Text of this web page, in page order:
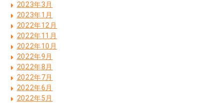
2023年3月
2023年1月
2022年12月
2022年11月
2022年10月
2022年9月
2022年8月
2022年7月
2022年6月
2022年5月